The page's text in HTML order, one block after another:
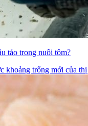
tảo trong nuôi tôm?
khoảng trống mới của